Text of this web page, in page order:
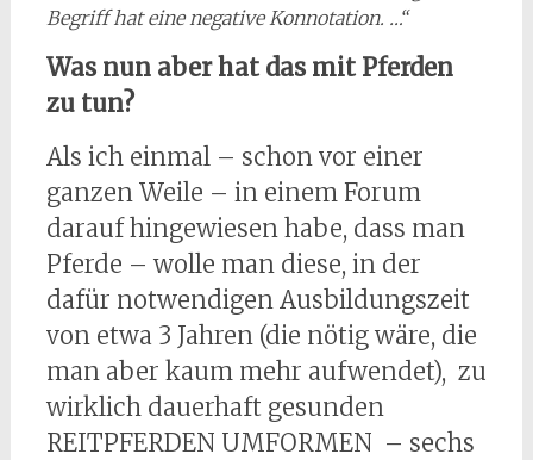
Begriff hat eine negative Konnotation. …“
Was nun aber hat das mit Pferden
zu tun?
Als ich einmal – schon vor einer
ganzen Weile – in einem Forum
darauf hingewiesen habe, dass man
Pferde – wolle man diese, in der
dafür notwendigen Ausbildungszeit
von etwa 3 Jahren (die nötig wäre, die
man aber kaum mehr aufwendet), zu
wirklich dauerhaft gesunden
REITPFERDEN UMFORMEN – sechs